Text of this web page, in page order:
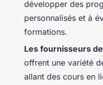
développer des
personnalisés et à
formations.
Les fournisseurs
offrent une variété
allant des cours en